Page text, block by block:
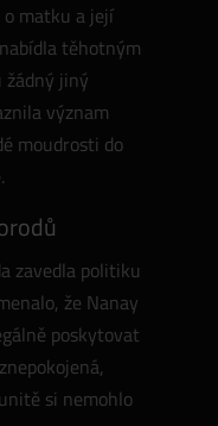
matku a její
těhotným
žádný jiný
význam
moudrosti do
zavedla politiku
že Nanay
poskytovat
si nemohlo